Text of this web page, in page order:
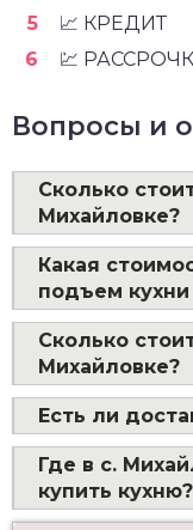
📈 КРЕДИТ
💹
Вопросы и
Сколько
Михайловке?
Какая
подъем кухни
Сколько
Михайловке?
Есть ли
Где в с.
купить кухню?